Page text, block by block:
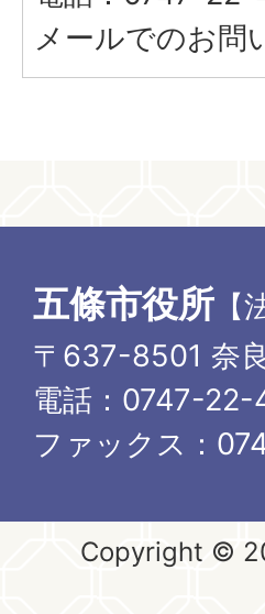
メールでのお問
五條市役所
〒637-8501 奈
電話：0747-22-
ファックス：
Copyright ©